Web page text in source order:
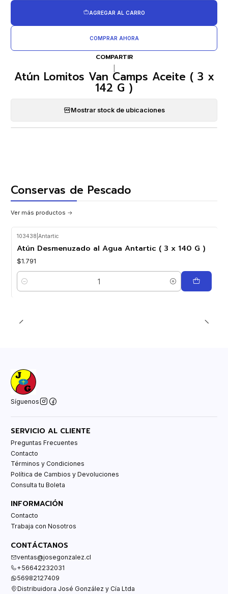
AGREGAR AL CARRO
COMPRAR AHORA
COMPARTIR
Atún Lomitos Van Camps Aceite ( 3 x
142 G )
Mostrar stock de ubicaciones
Conservas de Pescado
Ver más productos
103438 Antartic
Atún Desmenuzado al Agua Antartic ( 3 x 140 G )
$1.791
Cantidad
Síguenos
SERVICIO AL CLIENTE
Preguntas Frecuentes
Contacto
Términos y Condiciones
Política de Cambios y Devoluciones
Consulta tu Boleta
INFORMACIÓN
Contacto
Trabaja con Nosotros
CONTÁCTANOS
ventas@josegonzalez.cl
+56642232031
56982127409
Distribuidora José González y Cía Ltda